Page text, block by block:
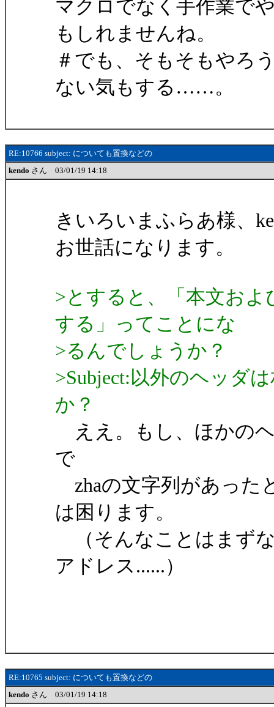
マクロでなく手作業で
もしれませんね。
＃でも、そもそもやろ
ない気もする……。
RE:10766 subject: についても置換などの
kendo さん 03/01/19 14:18
きいろいまふらあ様、
お世話になります。
>とすると、「本文およ
する」ってことにな
>るんでしょうか？
>Subject:以外のヘッダ
か？
ええ。もし、ほかの
で
zhaの文字列があった
は困ります。
（そんなことはまず
アドレス......）
RE:10765 subject: についても置換などの
kendo さん 03/01/19 14:18